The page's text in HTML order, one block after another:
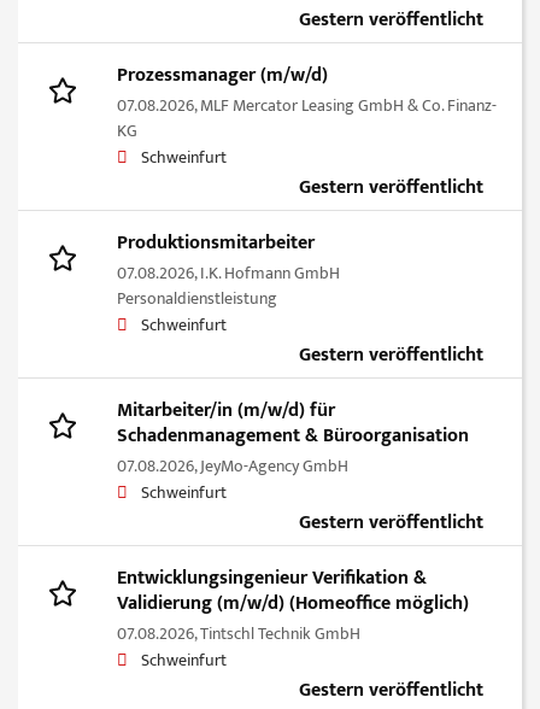
Gestern veröffentlicht
Prozessmanager (m/w/d)
07.08.2026,MLF Mercator Leasing GmbH & Co. Finanz-
KG
Schweinfurt
Gestern veröffentlicht
Produktionsmitarbeiter
07.08.2026,I.K. Hofmann GmbH
Personaldienstleistung
Schweinfurt
Gestern veröffentlicht
Mitarbeiter/in (m/w/d) für
Schadenmanagement & Büroorganisation
07.08.2026,JeyMo-Agency GmbH
Schweinfurt
Gestern veröffentlicht
Entwicklungsingenieur Verifikation &
Validierung (m/w/d) (Homeoffice möglich)
07.08.2026,Tintschl Technik GmbH
Schweinfurt
Gestern veröffentlicht